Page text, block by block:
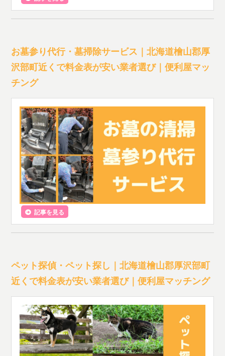
お墓参り代行・墓掃除サービス｜北海道檜山郡厚
沢部町近くで料金表が安い業者選び｜便利屋マッ
チング
記事を見る
ペット探偵・ペット探し｜北海道檜山郡厚沢部町
近くで料金表が安い業者選び｜便利屋マッチング